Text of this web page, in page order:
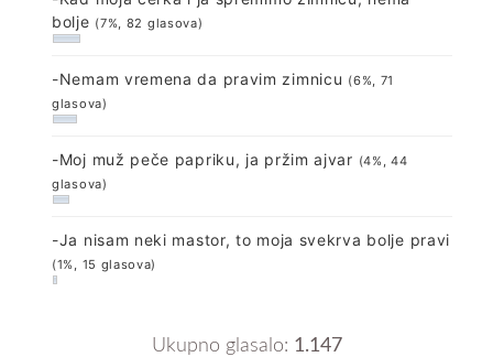
bolje (7%, 82 glasova)
-Nemam vremena da pravim zimnicu (6%, 71
glasova)
-Moj muž peče papriku, ja pržim ajvar (4%, 44
glasova)
-Ja nisam neki mastor, to moja svekrva bolje pravi
(1%, 15 glasova)
Ukupno glasalo: 1.147